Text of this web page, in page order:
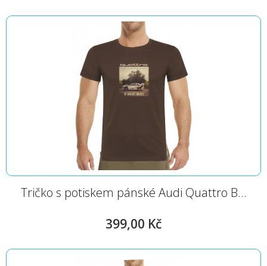
Tričko s potiskem pánské Audi Quattro B...
399,00 Kč